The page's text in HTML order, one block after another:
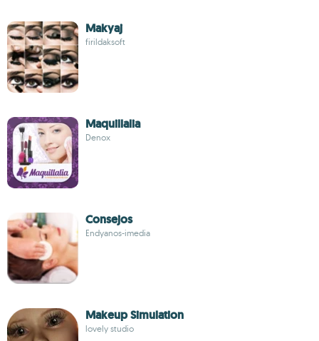
Makyaj
firildaksoft
Maquillalia
Denox
Consejos
Endyanos-imedia
Makeup Simulation
lovely studio